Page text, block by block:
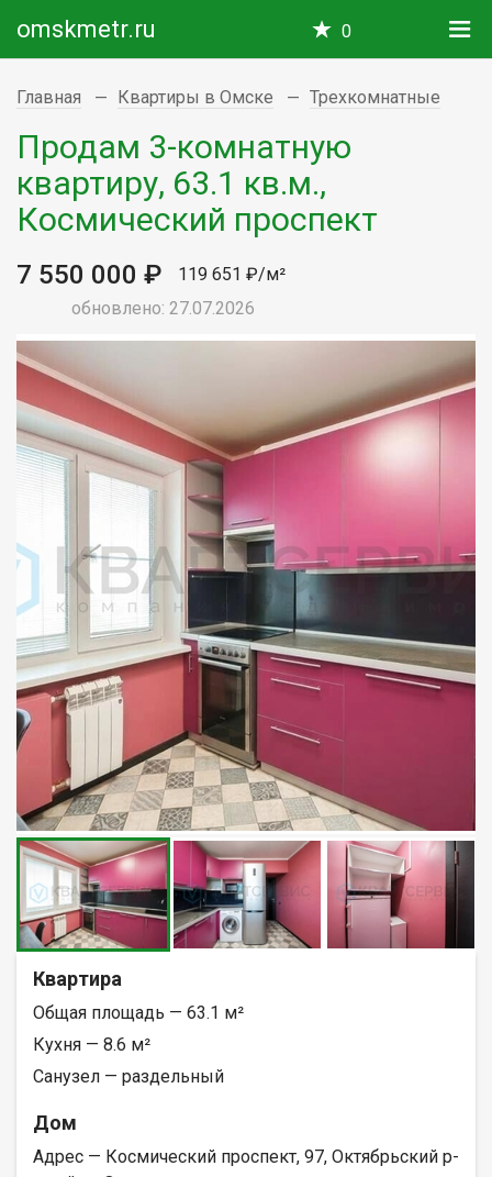
omskmetr.ru 0
Главная Квартиры в Омске Трехкомнатные
Продам 3-комнатную
квартиру, 63.1 кв.м.,
Космический проспект
7 550 000 ₽
119 651 ₽/м²
обновлено: 27.07.2026
Квартира
Общая площадь — 63.1 м²
Кухня — 8.6 м²
Санузел — раздельный
Дом
Адрес — Космический проспект, 97, Октябрьский р-